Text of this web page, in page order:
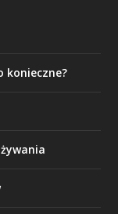
konieczne?